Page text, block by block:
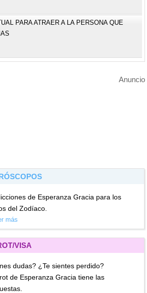
PARA ATRAER A LA PERSONA QUE
Anuncio
de Esperanza Gracia para los
del Zodíaco.
más
VISA
dudas? ¿Te sientes perdido?
de Esperanza Gracia tiene las